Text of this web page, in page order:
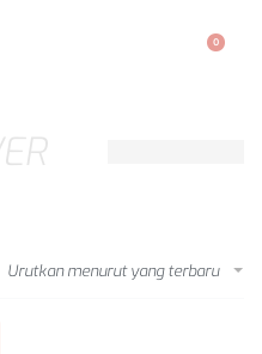
0
Urutkan menurut yang terbaru